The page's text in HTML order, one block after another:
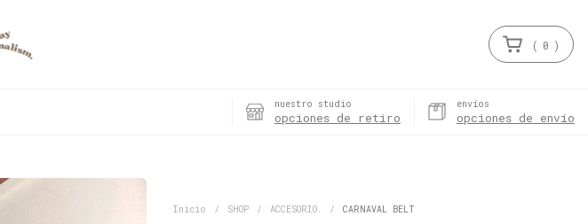
( 0 )
nuestro studio
opciones de retiro
envíos
opciones de envío
Inicio / SHOP / ACCESORIO. / CARNAVAL BELT